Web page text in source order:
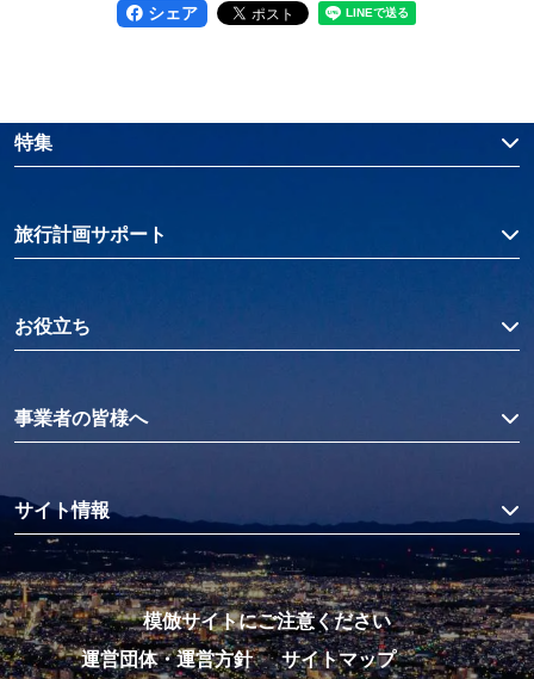
シェア
特集
旅行計画サポート
お役立ち
事業者の皆様へ
サイト情報
模倣サイトにご注意ください
運営団体・運営方針
サイトマップ